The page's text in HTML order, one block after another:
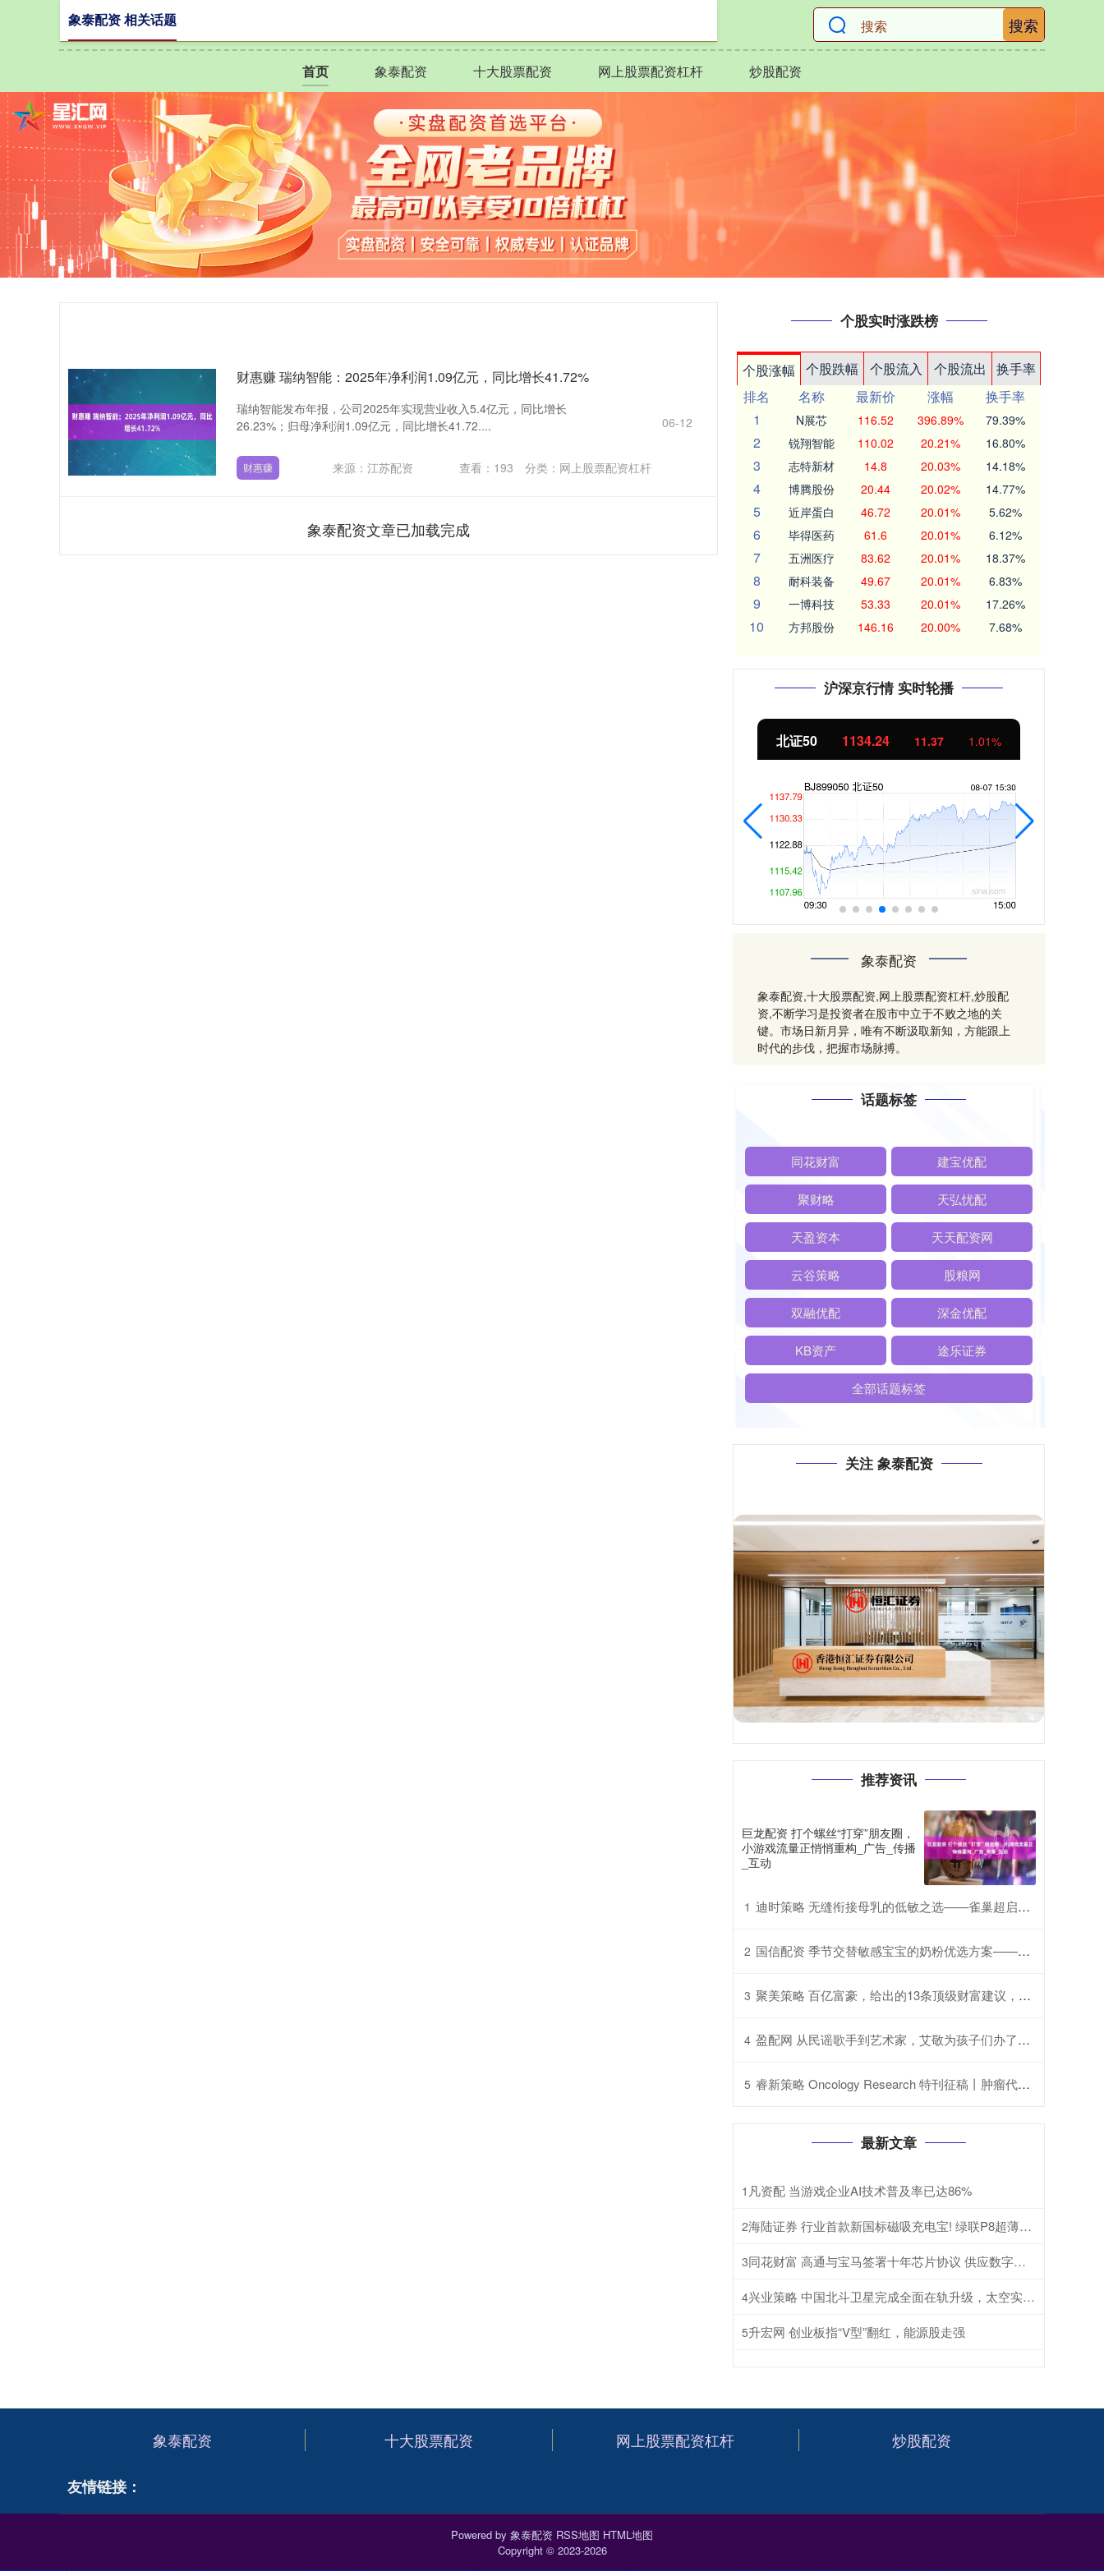
搜索
首页 象泰配资 十大股票配资 网上股票配资杠杆 炒股配资
象泰配资 相关话题
财惠赚 瑞纳智能：2025年净利润1.09亿元，同比增长41.72%
瑞纳智能发布年报，公司2025年实现营业收入5.4亿元，同比增长
26.23%；归母净利润1.09亿元，同比增长41.72....
06-12
财惠赚 来源：江苏配资 查看： 193 分类： 网上股票配资杠杆
象泰配资文章已加载完成
个股实时涨跌榜
个股涨幅 个股跌幅 个股流入 个股流出
换手率
排名
名称 最新价 涨幅
换手率
1
N展芯 116.52 396.89% 79.39%
2 锐翔智能 110.02 20.21% 16.80%
3 志特新材 14.8 20.03% 14.18%
4 博腾股份 20.44 20.02% 14.77%
5 近岸蛋白 46.72 20.01% 5.62%
6 毕得医药 61.6 20.01% 6.12%
7 五洲医疗 83.62 20.01% 18.37%
8 耐科装备 49.67 20.01% 6.83%
9 一博科技 53.33 20.01% 17.26%
10 方邦股份 146.16 20.00% 7.68%
沪深京行情 实时轮播
北证50 1134.24 11.37 1.01%
象泰配资
象泰配资,十大股票配资,网上股票配资杠杆,炒股配
资,不断学习是投资者在股市中立于不败之地的关
键。市场日新月异，唯有不断汲取新知，方能跟上
时代的步伐，把握市场脉搏。
话题标签
同花财富 建宝优配
聚财略 天弘忧配
天盈资本 天天配资网
云谷策略 股粮网
双融优配 深金优配
KB资产 途乐证券
全部话题标签
关注 象泰配资
推荐资讯
巨龙配资 打个螺丝“打穿”朋友圈，
小游戏流量正悄悄重构_广告_传播
_互动
1 迪时策略 无缝衔接母乳的低敏之选——雀巢超启能恩的特别优势
2 国信配资 季节交替敏感宝宝的奶粉优选方案——雀巢超启能恩，守护脆弱肠胃
3 聚美策略 百亿富豪，给出的13条顶级财富建议，字字千金
4 盈配网 从民谣歌手到艺术家，艾敬为孩子们办了一个绘画大赛
5 睿新策略 Oncology Research 特刊征稿丨肿瘤代谢异质性：机制、生物标志物与治疗意义_研究
最新文章
1 凡资配 当游戏企业AI技术普及率已达86%
2 海陆证券 行业首款新国标磁吸充电宝! 绿联P8超薄10000mAh磁吸移动电源开启预约
3 同花财富 高通与宝马签署十年芯片协议 供应数字座舱及ADAS计算芯片
4 兴业策略 中国北斗卫星完成全面在轨升级，太空实力再跃升
5升宏网 创业板指“V型”翻红，能源股走强
象泰配资 十大股票配资 网上股票配资杠杆 炒股配资
友情链接：
Powered by 象泰配资 RSS地图 HTML地图
Copyright © 2023-2026